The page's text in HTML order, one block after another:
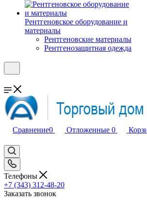
Рентгеновское оборудование и
материалы
Рентгеновские материалы
Рентгенозащитная одежда
Сравнение0 Отложенные 0
Телефоны
+7 (343) 312-48-20
Заказать звонок